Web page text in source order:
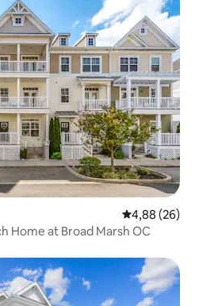
Gemiddelde
4,88 (26)
Home at Broad Marsh OC